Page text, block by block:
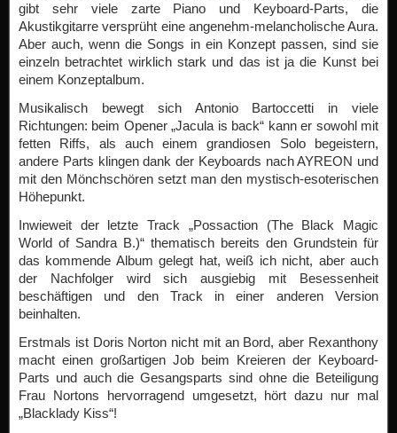
gibt sehr viele zarte Piano und Keyboard-Parts, die
Akustikgitarre versprüht eine angenehm-melancholische Aura.
Aber auch, wenn die Songs in ein Konzept passen, sind sie
einzeln betrachtet wirklich stark und das ist ja die Kunst bei
einem Konzeptalbum.
Musikalisch bewegt sich Antonio Bartoccetti in viele
Richtungen: beim Opener „Jacula is back“ kann er sowohl mit
fetten Riffs, als auch einem grandiosen Solo begeistern,
andere Parts klingen dank der Keyboards nach AYREON und
mit den Mönchschören setzt man den mystisch-esoterischen
Höhepunkt.
Inwieweit der letzte Track „Possaction (The Black Magic
World of Sandra B.)“ thematisch bereits den Grundstein für
das kommende Album gelegt hat, weiß ich nicht, aber auch
der Nachfolger wird sich ausgiebig mit Besessenheit
beschäftigen und den Track in einer anderen Version
beinhalten.
Erstmals ist Doris Norton nicht mit an Bord, aber Rexanthony
macht einen großartigen Job beim Kreieren der Keyboard-
Parts und auch die Gesangsparts sind ohne die Beteiligung
Frau Nortons hervorragend umgesetzt, hört dazu nur mal
„Blacklady Kiss“!